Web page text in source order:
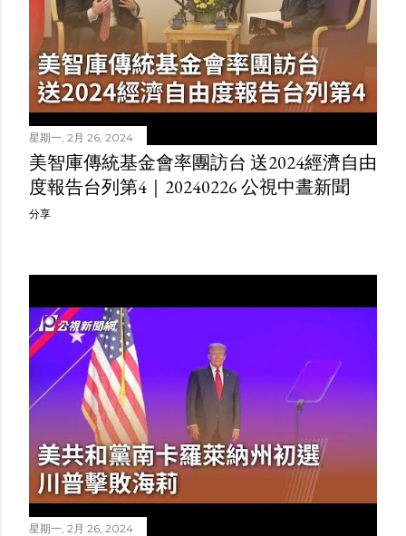
星期一, 2月 26, 2024
美智庫傳統基金會率團訪台 送2024經濟自由
度報告台列第4｜20240226 公視中晝新聞
分享
星期一, 2月 26, 2024